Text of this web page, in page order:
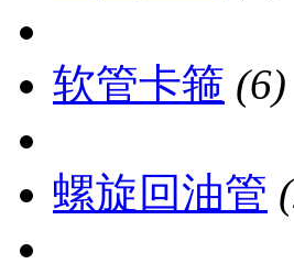
软管卡箍 (6)
螺旋回油管